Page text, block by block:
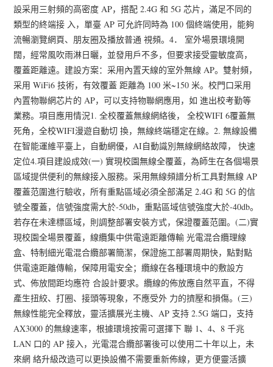
設采用三射頻的高密度 AP，搭配 2.4G 和 5G 芯片，滿足不同的
類型的終端接 入，單臺 AP 可允許同時為 100 個終端使用，能夠
流暢瀏覽網頁、朋友圈及播放普通 視頻。4． 室外場景環境開
闊，經常風吹雨淋日曬，並發用戶不多，但要求接受靈敏度高，
覆蓋距離遠。建設方案：采用內置天線的室外無線 AP。雙射頻，
采用 WiFi6 技術，有效覆蓋 距離為 100 米~150 米。校門口采用
內置物聯網芯片的 AP，可以支持物聯網應用，如 進出校考勤等
業務。項目應用情況1. 全校覆蓋無線網絡後， 全校WIFI 6覆蓋無
死角，全校WIFI漫遊自動切 換，無線終端穩定在線。2. 無線設備
在智能運維平臺上，自動網優，AI自動識別無線網絡故障， 快速
定位4.項目建設成效(一) 實現校園無線全覆蓋，為師生在各個場景
區域提供便利的無線接入服務。采用無線頻譜分析工具對無線 AP
覆蓋范圍進行驗收，所有重點區域必須全部滿足 2.4G 和 5G 的信
號全覆蓋，信號強度需大於-50db，重點區域信號強度大於-40db。
若存在未達標區域，則調整部署安裝方式，保證覆蓋范圍。(二)實
現校園全場景覆蓋，線纜集中供電遠距離傳輸 光電混合纜理線
盒、特制細光電混合纜部署簡潔，保證施工部署周期快，點對點
供電遠距離傳輸，保障用電安全；纜線在各種環境中的敷設方
式、佈放間距均應符 合設計要求。纜線的佈放應自然平直，不得
產生扭絞、打圈、接頭等現象，不應受外 力的擠壓和損傷。(三)
無線性能完全釋放，靈活擴展光主機、AP 支持 2.5G 端口，支持
AX3000 的無線速率，根據環境按需可選擇下 聯 1、4、8 千兆
LAN 口的 AP 接入，光電混合纜部署後可以使用二十年以上，未
來網 絡升級改造可以更換設備不需要重新佈線，更方便靈活擴